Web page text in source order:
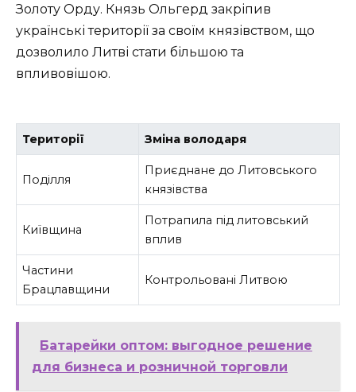
Золоту Орду. Князь Ольгерд закріпив
українські території за своїм князівством, що
дозволило Литві стати більшою та
впливовішою.
Території Зміна володаря
Поділля
Приєднане до Литовського
князівства
Київщина
Потрапила під литовський
вплив
Частини
Брацлавщини
Контрольовані Литвою
Батарейки оптом: выгодное решение
для бизнеса и розничной торговли